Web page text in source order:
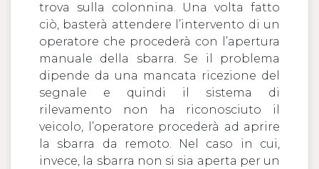
trova sulla colonnina. Una volta fatto
ciò, basterà attendere l’intervento di un
operatore che procederà con l’apertura
manuale della sbarra. Se il problema
dipende da una mancata ricezione del
segnale e quindi il sistema di
rilevamento non ha riconosciuto il
veicolo, l’operatore procederà ad aprire
la sbarra da remoto. Nel caso in cui,
invece, la sbarra non si sia aperta per un